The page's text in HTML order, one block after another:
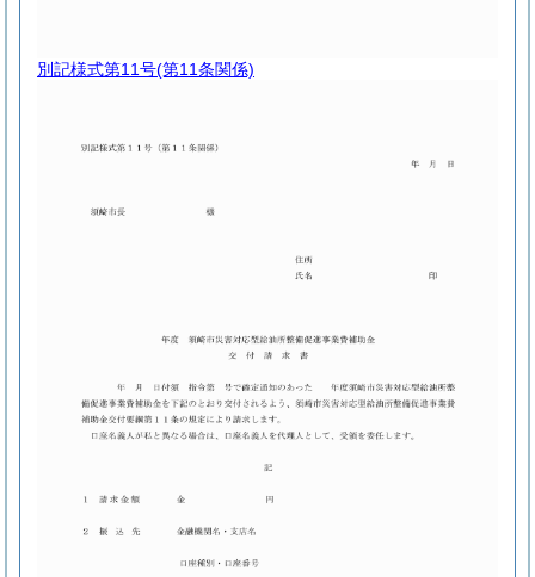
別記様式第11号(第11条関係)